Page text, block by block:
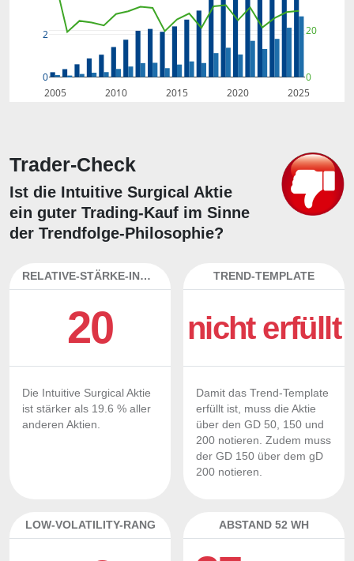
2005 2010 2015 2020 2025
0
2
0
20
Trader-Check
Ist die Intuitive Surgical Aktie
ein guter Trading-Kauf im Sinne
der Trendfolge-Philosophie?
RELATIVE-STÄRKE-INDEX
20
Die Intuitive Surgical Aktie
ist stärker als 19.6 % aller
anderen Aktien.
TREND-TEMPLATE
nicht erfüllt
Damit das Trend-Template
erfüllt ist, muss die Aktie
über den GD 50, 150 und
200 notieren. Zudem muss
der GD 150 über dem gD
200 notieren.
LOW-VOLATILITY-RANG ABSTAND 52 WH